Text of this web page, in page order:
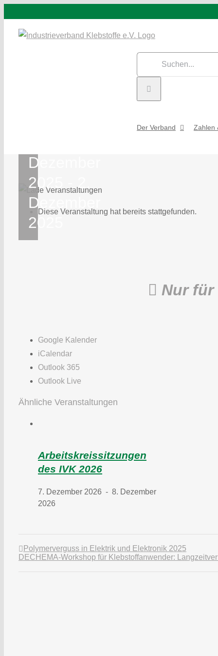
springen
Der Verband Zahlen
Diese Veranstaltung hat bereits stattgefunden.
Arbeitskreissitzungen
des IVK 2025
Dezember
2025
-2.
Dezember
2025
Nur
Google Kalender
iCalendar
Outlook 365
Outlook Live
Ähnliche Veranstaltungen
Arbeitskreissitzungen
des IVK 2026
7. Dezember 2026 - 8. Dezember
2026
Polymerverguss in Elektrik und Elektronik 2025
DECHEMA-Workshop für Klebstoffanwender: